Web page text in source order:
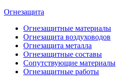
Огнезащита
Огнезащитные материалы
Огнезащита воздуховодов
Огнезащита металлa
Огнезащитные составы
Сопутствующие материалы
Огнезащитные работы